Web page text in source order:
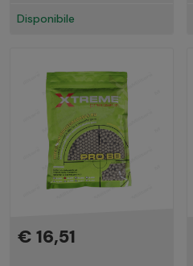
Disponibile
€ 16,51